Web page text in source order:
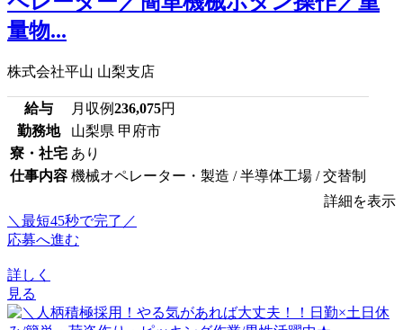
量物...
株式会社平山 山梨支店
給与 月収例236,075円
勤務地
山梨県 甲府市
寮・社宅 あり
仕事内容 機械オペレーター・製造 / 半導体工場 / 交替制
詳細を表示
＼最短45秒で完了／
応募へ進む
詳しく
見る